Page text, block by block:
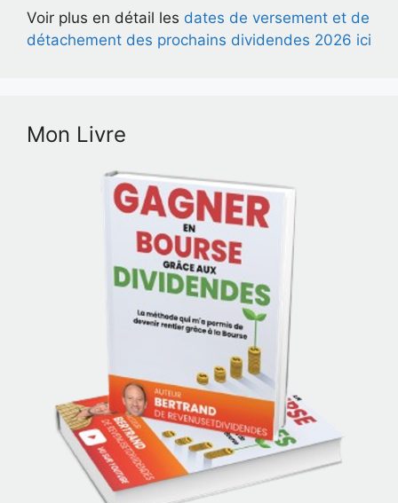
Voir plus en détail les dates de versement et de
détachement des prochains dividendes 2026 ici
Mon Livre